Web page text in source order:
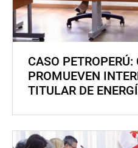
CASO
PROMUEVEN
TITULAR DE